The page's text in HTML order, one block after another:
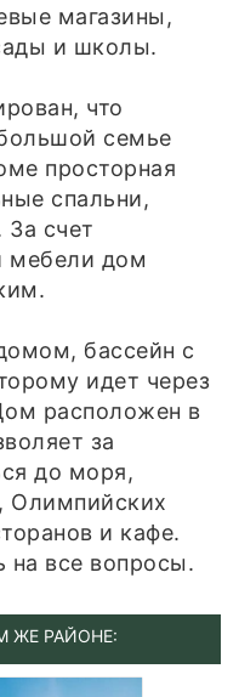
магазины,
и школы.
что
семье
просторная
спальни,
За счет
мебели дом
бассейн с
идет через
расположен в
за
до моря,
Олимпийских
и кафе.
на все вопросы.
ЖЕ РАЙОНЕ: